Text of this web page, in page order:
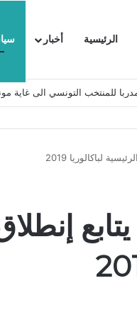
الرئيسية أخبار
الفرنسية بتونس وتبلغها
لباكالوريا 2019